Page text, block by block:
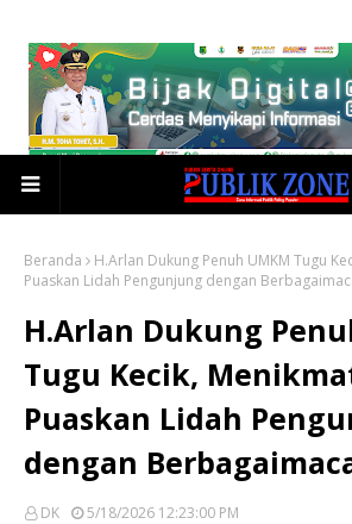
Beranda
H.Arlan Dukung Penuh UMKM Tugu
Puaskan Lidah Pengunjung dengan
H.Arlan Dukung
Tugu Kecik,
Puaskan Lidah
dengan
DK 5/18/2026 12:23:00 PM